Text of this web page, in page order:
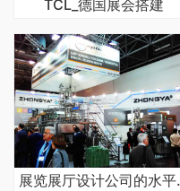
TCL_德国展会搭建
展览